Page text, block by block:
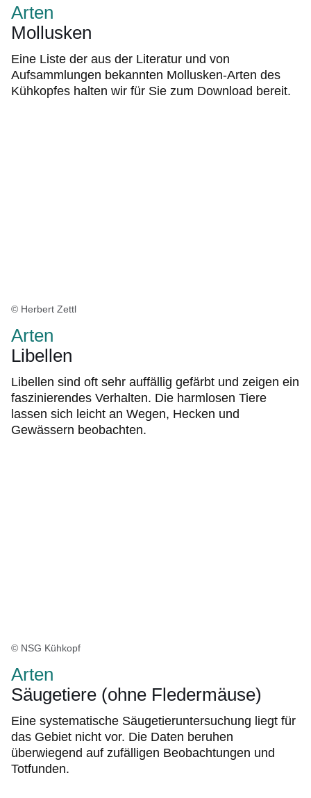
Arten
Mollusken
Eine Liste der aus der Literatur und von
Aufsammlungen bekannten Mollusken-Arten des
Kühkopfes halten wir für Sie zum Download bereit.
© Herbert Zettl
Arten
Libellen
Libellen sind oft sehr auffällig gefärbt und zeigen ein
faszinierendes Verhalten. Die harmlosen Tiere
lassen sich leicht an Wegen, Hecken und
Gewässern beobachten.
© NSG Kühkopf
Arten
Säugetiere (ohne Fledermäuse)
Eine systematische Säugetieruntersuchung liegt für
das Gebiet nicht vor. Die Daten beruhen
überwiegend auf zufälligen Beobachtungen und
Totfunden.